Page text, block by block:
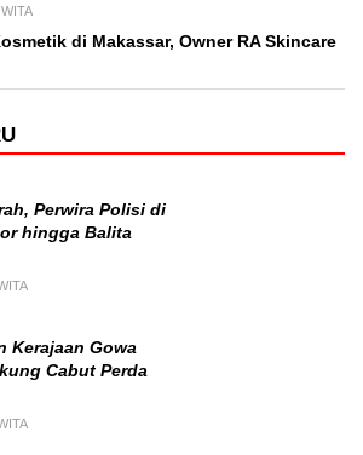
di Makassar, Owner RA Skincare
Perwira Polisi di
hingga Balita
Kerajaan Gowa
Cabut Perda